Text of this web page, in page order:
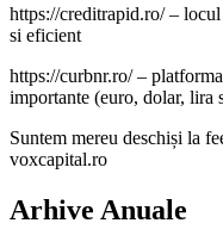
https://creditrapid.ro/ –
si eficient
https://curbnr.ro/ –
importante (euro, dolar, lira
Suntem mereu deschiși la
voxcapital.ro
Arhive Anuale